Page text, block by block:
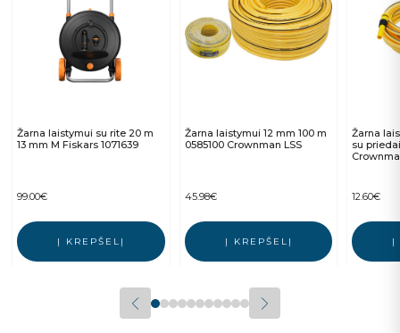
Žarna laistymui su rite 20 m
13 mm M Fiskars 1071639
99.00€
Į KREPŠELĮ
Žarna laistymui 12 mm 100 m
0585100 Crownman LSS
45.98€
Į KREPŠELĮ
Žarna
su
12.60€
Į